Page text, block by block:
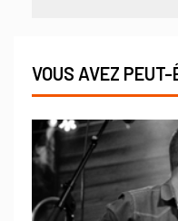
VOUS AVEZ